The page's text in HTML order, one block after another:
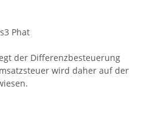
Phat
der Differenzbesteuerung
wird daher auf der